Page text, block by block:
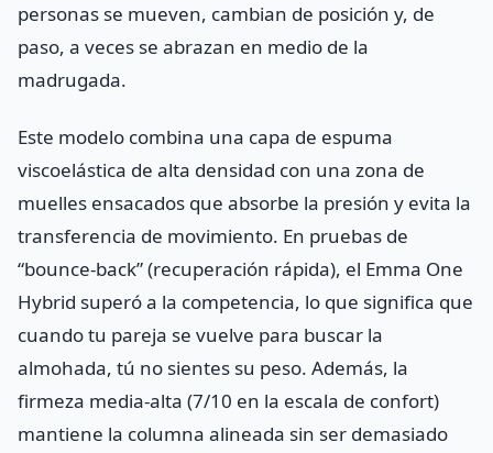
personas se mueven, cambian de posición y, de
paso, a veces se abrazan en medio de la
madrugada.
Este modelo combina una capa de espuma
viscoelástica de alta densidad con una zona de
muelles ensacados que absorbe la presión y evita la
transferencia de movimiento. En pruebas de
“bounce‑back” (recuperación rápida), el Emma One
Hybrid superó a la competencia, lo que significa que
cuando tu pareja se vuelve para buscar la
almohada, tú no sientes su peso. Además, la
firmeza media‑alta (7/10 en la escala de confort)
mantiene la columna alineada sin ser demasiado